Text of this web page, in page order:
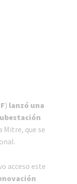
) lanzó una
Mitre, que se
acceso este